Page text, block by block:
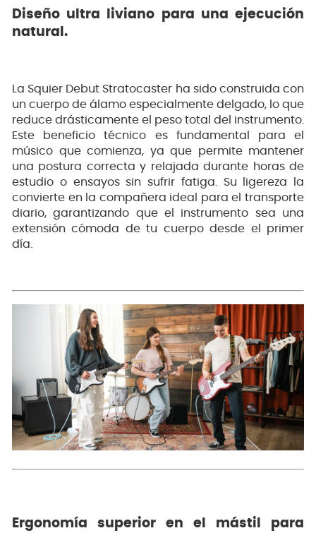
Diseño ultra liviano para una ejecución
natural.
La Squier Debut Stratocaster ha sido construida con
un cuerpo de álamo especialmente delgado, lo que
reduce drásticamente el peso total del instrumento.
Este beneficio técnico es fundamental para el
músico que comienza, ya que permite mantener
una postura correcta y relajada durante horas de
estudio o ensayos sin sufrir fatiga. Su ligereza la
convierte en la compañera ideal para el transporte
diario, garantizando que el instrumento sea una
extensión cómoda de tu cuerpo desde el primer
día.
Ergonomía superior en el mástil para